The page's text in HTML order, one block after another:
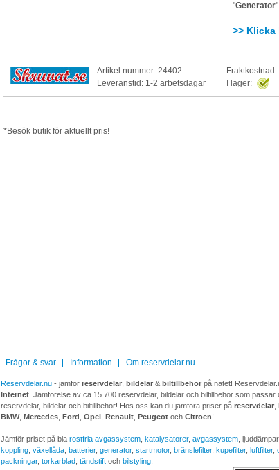
"Generator
>> Klicka
Artikel nummer: 24402
Leveranstid: 1-2 arbetsdagar
I lager:
*Besök butik för aktuellt pris!
Frågor & svar Information Om reservdelar.nu
Reservdelar.nu- jämför reservdelar, bildelar& biltillbehörpå nätet!
Internet. Jämförelse av ca 15 700 reservdelar, bildelar och biltillbehör som
reservdelar, bildelar och biltillbehör! Hos oss kan du jämföra priser på reservdelar,
BMW, Mercedes, Ford Opel, Renault, Peugeotoch Citroen!
Jämför priset på bla rostfria avgassystem, katalysatorer, avgassystem,
koppling, växellåda, batterier, generator, startmotor, bränslefilter, kupefilter, luftfilter,
packningar, torkarblad, tändstiftoch bilstyling.